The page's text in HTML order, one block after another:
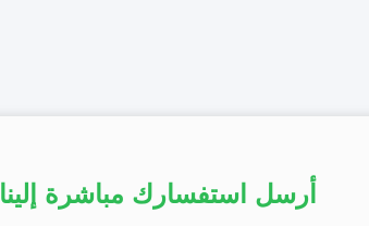
أرسل استفسارك مباشرة إلينا